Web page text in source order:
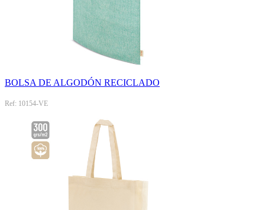
BOLSA DE ALGODÓN RECICLADO
Ref: 10154-VE